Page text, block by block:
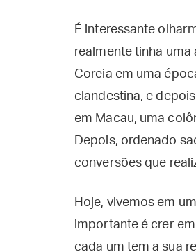
É interessante
realmente tinha
Coreia em uma
clandestina, e
em Macau, uma
Depois, ordenado
conversões que
Hoje, vivemos em
importante é crer
cada um tem a sua